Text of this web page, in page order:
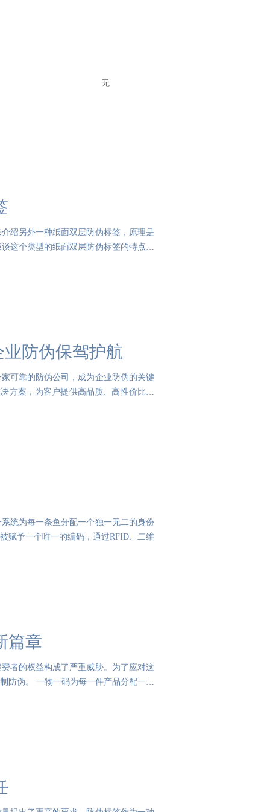
无
绍另外一种纸面双层防伪标签，原理是
这个类型的纸面双层防伪标签的特点和
防伪保驾护航
可靠的防伪公司，成为企业防伪的关键
方案，为客户提供高品质、高性价比的
统为每一条鱼分配一个独一无二的身份
赋予一个唯一的编码，通过RFID、二维
篇章
者的权益构成了严重威胁。为了应对这
防伪。 一物一码为每一件产品分配一个